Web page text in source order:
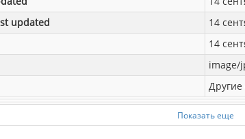
updated
14
14
image/
Показать еще